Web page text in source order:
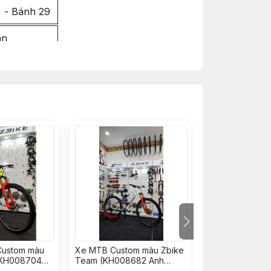
- Bánh 29
màu
Xe MTB Custom màu Zbike
Team (KH008682 Anh